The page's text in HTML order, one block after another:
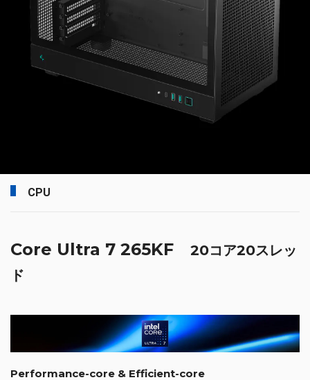
CPU
Core Ultra 7 265KF 20コア20スレッ
ド
Performance-core & Efficient-core